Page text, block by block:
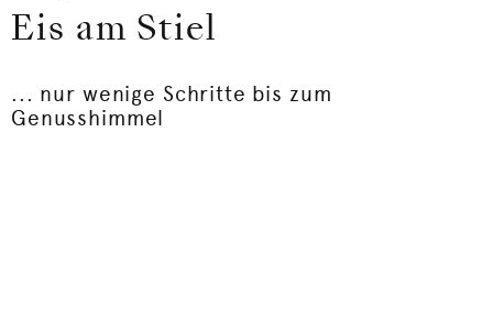
Eis am Stiel
... nur wenige Schritte bis zum
Genusshimmel